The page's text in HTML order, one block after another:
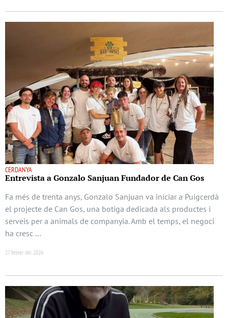
CERDANYA
Entrevista a Gonzalo Sanjuan Fundador de Can Gos
Fa més de trenta anys, Gonzalo Sanjuan va iniciar a Puigcerdà
el projecte de Can Gos, una botiga dedicada als productes i
serveis per a animals de companyia. Amb el temps, el negoci
ha cresc …
27 febrer del 2026